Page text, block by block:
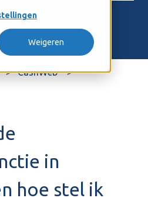
Weigeren
CashWeb
in
hoe stel ik